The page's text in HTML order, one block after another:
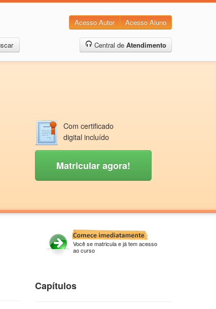
Acesso Autor Acesso Aluno
Central de Atendimento
Com certificado
digital incluído
Matricular agora!
Você se matricula e já tem acesso
ao curso
Capítulos